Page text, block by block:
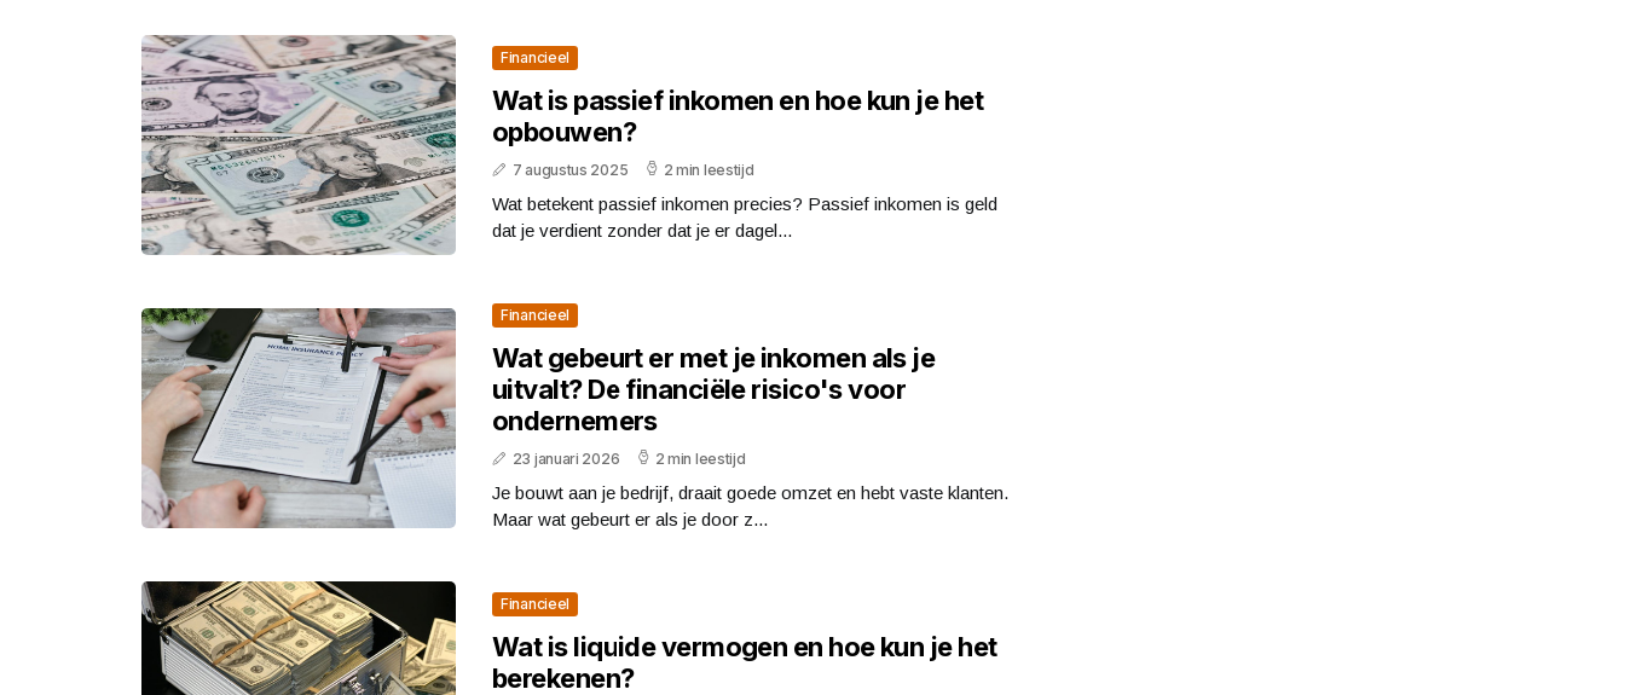
Financieel
Wat is passief inkomen en hoe kun je het
opbouwen?
7 augustus 2025 2 min leestijd
Wat betekent passief inkomen precies? Passief inkomen is geld
dat je verdient zonder dat je er dagel...
Financieel
Wat gebeurt er met je inkomen als je
uitvalt? De financiële risico's voor
ondernemers
23 januari 2026 2 min leestijd
Je bouwt aan je bedrijf, draait goede omzet en hebt vaste klanten.
Maar wat gebeurt er als je door z...
Financieel
Wat is liquide vermogen en hoe kun je het
berekenen?